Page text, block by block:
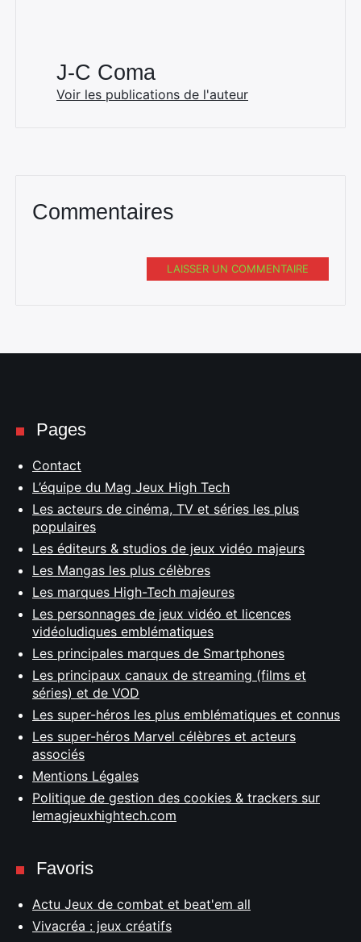
J-C Coma
Voir les publications de l'auteur
Commentaires
LAISSER UN COMMENTAIRE
Pages
Contact
L’équipe du Mag Jeux High Tech
Les acteurs de cinéma, TV et séries les plus
populaires
Les éditeurs & studios de jeux vidéo majeurs
Les Mangas les plus célèbres
Les marques High-Tech majeures
Les personnages de jeux vidéo et licences
vidéoludiques emblématiques
Les principales marques de Smartphones
Les principaux canaux de streaming (films et
séries) et de VOD
Les super-héros les plus emblématiques et connus
Les super-héros Marvel célèbres et acteurs
associés
Mentions Légales
Politique de gestion des cookies & trackers sur
lemagjeuxhightech.com
Favoris
Actu Jeux de combat et beat'em all
Vivacréa : jeux créatifs